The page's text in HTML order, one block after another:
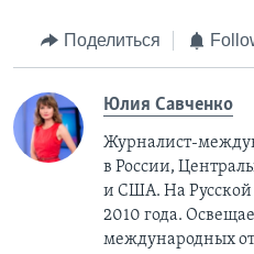
Поделиться
Юлия Савченко
Журналист-
в России,
и США. На Русской
2010 года.
международных